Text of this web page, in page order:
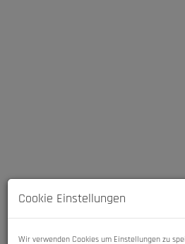
Cookie Einstellungen
Wir verwenden Cookies um Einstellungen zu